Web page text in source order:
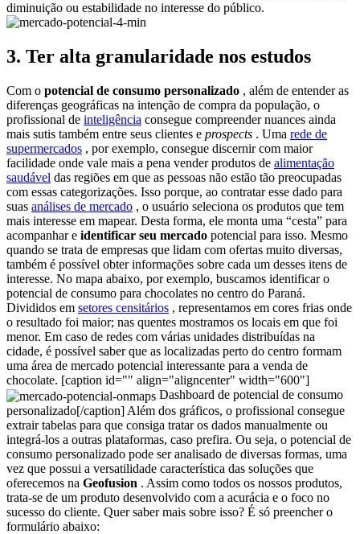
diminuição ou estabilidade no interesse do público.
3. Ter alta granularidade nos estudos
Com o potencial de consumo personalizado , além de entender as
diferenças geográficas na intenção de compra da população, o
profissional de inteligência consegue compreender nuances ainda
mais sutis também entre seus clientes e prospects . Uma rede de
supermercados , por exemplo, consegue discernir com maior
facilidade onde vale mais a pena vender produtos de alimentação
saudável das regiões em que as pessoas não estão tão preocupadas
com essas categorizações. Isso porque, ao contratar esse dado para
suas análises de mercado , o usuário seleciona os produtos que tem
mais interesse em mapear. Desta forma, ele monta uma “cesta” para
acompanhar e identificar seu mercado potencial para isso. Mesmo
quando se trata de empresas que lidam com ofertas muito diversas,
também é possível obter informações sobre cada um desses itens de
interesse. No mapa abaixo, por exemplo, buscamos identificar o
potencial de consumo para chocolates no centro do Paraná.
Divididos em setores censitários , representamos em cores frias onde
o resultado foi maior; nas quentes mostramos os locais em que foi
menor. Em caso de redes com várias unidades distribuídas na
cidade, é possível saber que as localizadas perto do centro formam
uma área de mercado potencial interessante para a venda de
chocolate. [caption id="" align="aligncenter" width="600"]
Dashboard de potencial de consumo
personalizado[/caption] Além dos gráficos, o profissional consegue
extrair tabelas para que consiga tratar os dados manualmente ou
integrá-los a outras plataformas, caso prefira. Ou seja, o potencial de
consumo personalizado pode ser analisado de diversas formas, uma
vez que possui a versatilidade característica das soluções que
oferecemos na Geofusion . Assim como todos os nossos produtos,
trata-se de um produto desenvolvido com a acurácia e o foco no
sucesso do cliente. Quer saber mais sobre isso? É só preencher o
formulário abaixo: